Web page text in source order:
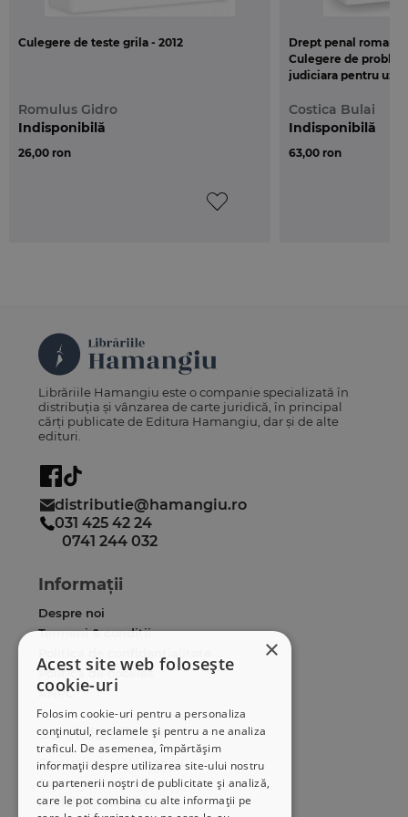
Culegere de teste grila - 2012
Romulus Gidro
26,00 ron
Indisponibilă
Drept penal roman.
Culegere de
judiciara pentru
Costica Bulai
63,00 ron
Indisponibilă
×
Acest site web folosește
cookie-uri
Folosim cookie-uri pentru a personaliza
conținutul, reclamele și pentru a ne analiza
traficul. De asemenea, împărtășim
informații despre utilizarea site-ului nostru
cu partenerii noștri de publicitate și analiză,
care le pot combina cu alte informații pe
Librăriile Hamangiu este o companie specializată în
distribuția și vânzarea de carte juridică, în principal
cărți publicate de Editura Hamangiu, dar și de alte
edituri.
distributie@hamangiu.ro
031 425 42 24
0741 244 032
Informații
Despre noi
Termeni & condiții
Politica de cookies
ANPC
Serviciu clienți
Comunitatea Hamangiu
Cum comand online
Modalități de plată